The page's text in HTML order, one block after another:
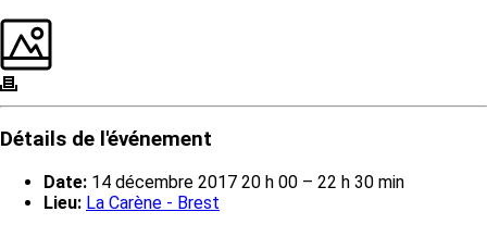
Détails de l'événement
Date: 14 décembre 2017 20 h 00 – 22 h 30 min
Lieu: La Carène - Brest